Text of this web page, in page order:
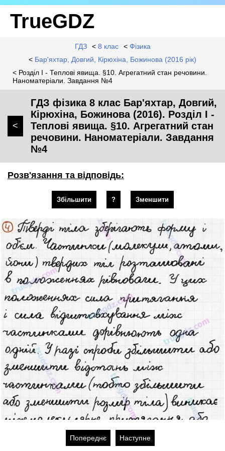
TrueGDZ
ГДЗ < 8 клас < Фізика
< Бар'яхтар, Довгий, Кірюхіна, Божинова (2016 рік)
< Розділ I - Теплові явища. §10. Агрегатний стан речовини.
Наноматеріали. Завдання №4
<
ГДЗ фізика 8 клас Бар'яхтар, Довгий,
Кірюхіна, Божинова (2016). Розділ I -
Теплові явища. §10. Агрегатний стан
речовини. Наноматеріали. Завдання
№4
Розв'язання та відповідь:
Збільшити ? Зменшити
Попереднє Наступне